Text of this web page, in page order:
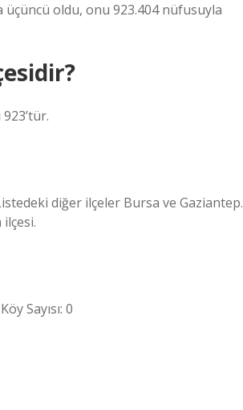
üçüncü oldu, onu 923.404 nüfusuyla
diğer ilçeler Bursa ve Gaziantep.
Sayısı: 0